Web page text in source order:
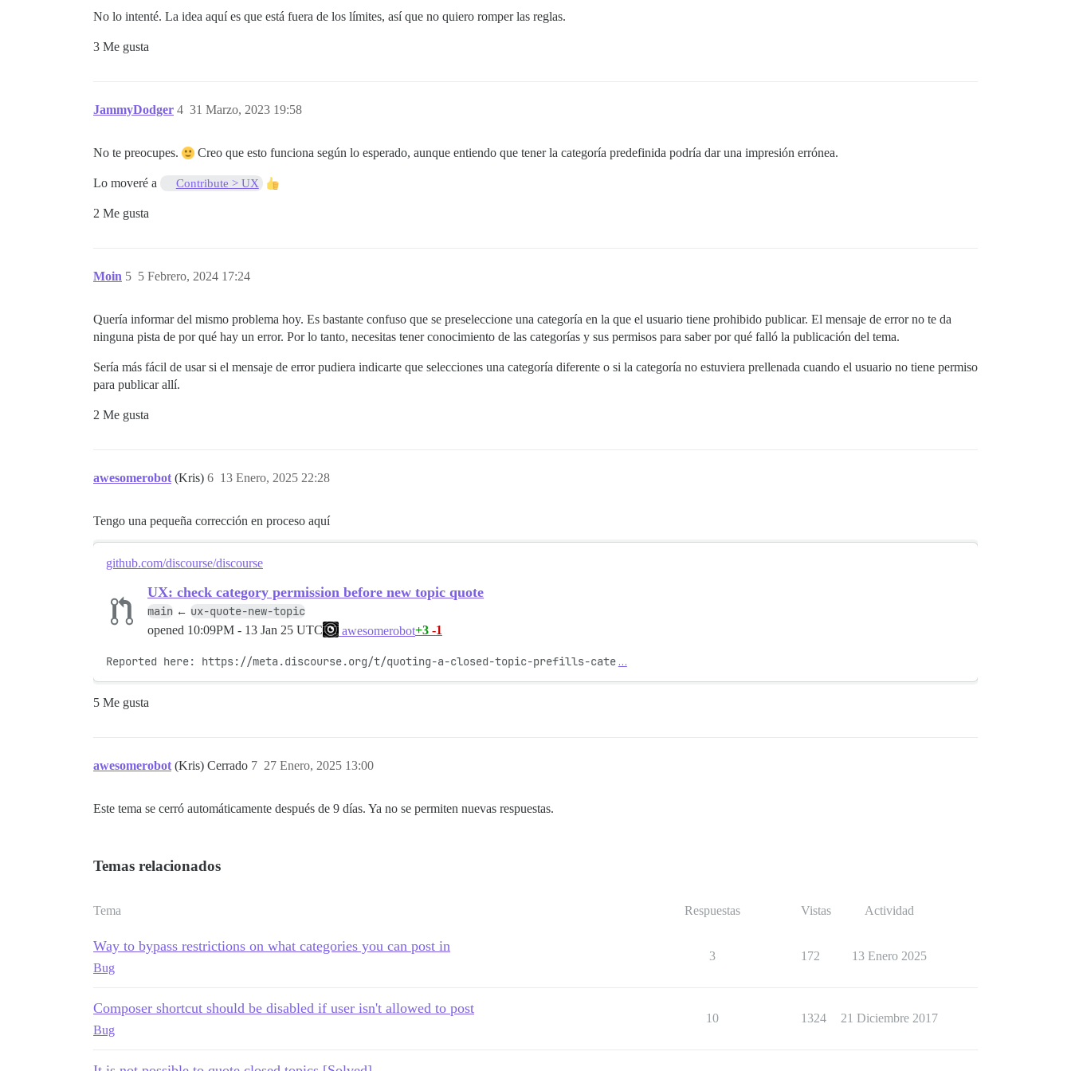
No lo intenté. La idea aquí es que está fuera de los límites, así que no quiero romper las reglas.
3 Me gusta
JammyDodger 31 Marzo, 2023 19:58
4
No te preocupes. Creo que esto funciona según lo esperado, aunque entiendo que tener la categoría predefinida podría dar una impresión errónea.
Lo moveré a Contribute > UX
2 Me gusta
Moin 5 Febrero, 2024 17:24
5
Quería informar del mismo problema hoy. Es bastante confuso que se preseleccione una categoría en la que el usuario tiene prohibido publicar. El mensaje de error no te da
ninguna pista de por qué hay un error. Por lo tanto, necesitas tener conocimiento de las categorías y sus permisos para saber por qué falló la publicación del tema.
Sería más fácil de usar si el mensaje de error pudiera indicarte que selecciones una categoría diferente o si la categoría no estuviera prellenada cuando el usuario no tiene permiso
para publicar allí.
2 Me gusta
awesomerobot (Kris) 13 Enero, 2025 22:28
6
Tengo una pequeña corrección en proceso aquí
github.com/discourse/discourse
UX: check category permission before new topic quote
main ← ux-quote-new-topic
opened 10:09PM - 13 Jan 25 UTC awesomerobot+3 -1
Reported here: https://meta.discourse.org/t/quoting-a-closed-topic-prefills-cate …
5 Me gusta
awesomerobot (Kris) Cerrado 27 Enero, 2025 13:00
7
Este tema se cerró automáticamente después de 9 días. Ya no se permiten nuevas respuestas.
Temas relacionados
Tema Respuestas Vistas Actividad
Way to bypass restrictions on what categories you can post in
Bug
3 172 13 Enero 2025
Composer shortcut should be disabled if user isn't allowed to post
Bug
10 1324 21 Diciembre 2017